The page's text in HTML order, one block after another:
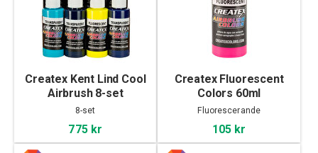
Createx Kent Lind Cool
Airbrush 8-set
8-set
775 kr
Createx Fluorescent
Colors 60ml
Fluorescerande
105 kr